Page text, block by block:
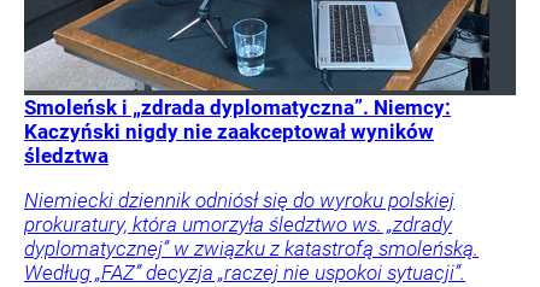
Smoleńsk i „zdrada dyplomatyczna”. Niemcy:
Kaczyński nigdy nie zaakceptował wyników
śledztwa
Niemiecki dziennik odniósł się do wyroku polskiej
prokuratury, która umorzyła śledztwo ws. „zdrady
dyplomatycznej” w związku z katastrofą smoleńską.
Według „FAZ” decyzja „raczej nie uspokoi sytuacji”.